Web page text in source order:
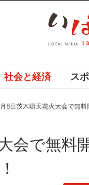
社会と経済 ス
8日茨木辯天花火大会で無
会で無料